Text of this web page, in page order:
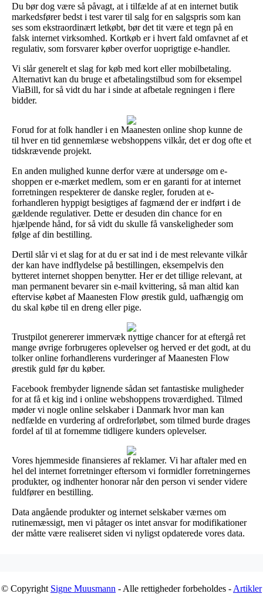
Du bør dog være så påvagt, at i tilfælde af at en internet butik
markedsfører bedst i test varer til salg for en salgspris som kan
ses som ekstraordinært letkøbt, bør det tit være et tegn på en
falsk internet virksomhed. Kortkøb er i hvert fald omfavnet af et
regulativ, som forsvarer køber overfor uoprigtige e-handler.
Vi slår generelt et slag for køb med kort eller mobilbetaling.
Alternativt kan du bruge et afbetalingstilbud som for eksempel
ViaBill, for så vidt du har i sinde at afbetale regningen i flere
bidder.
Forud for at folk handler i en Maanesten online shop kunne de
til hver en tid gennemlæse webshoppens vilkår, det er dog ofte et
tidskrævende projekt.
En anden mulighed kunne derfor være at undersøge om e-
shoppen er e-mærket medlem, som er en garanti for at internet
forretningen respekterer de danske regler, foruden at e-
forhandleren hyppigt besigtiges af fagmænd der er indført i de
gældende regulativer. Dette er desuden din chance for en
hjælpende hånd, for så vidt du skulle få vanskeligheder som
følge af din bestilling.
Dertil slår vi et slag for at du er sat ind i de mest relevante vilkår
der kan have indflydelse på bestillingen, eksempelvis den
bytteret internet shoppen benytter. Her er det tillige relevant, at
man permanent bevarer sin e-mail kvittering, så man altid kan
eftervise købet af Maanesten Flow ørestik guld, uafhængig om
du skal købe til en dreng eller pige.
Trustpilot genererer immervæk nyttige chancer for at eftergå ret
mange øvrige forbrugeres oplevelser og herved er det godt, at du
tolker online forhandlerens vurderinger af Maanesten Flow
ørestik guld før du køber.
Facebook frembyder lignende sådan set fantastiske muligheder
for at få et kig ind i online webshoppens troværdighed. Tilmed
møder vi nogle online selskaber i Danmark hvor man kan
nedfælde en vurdering af ordreforløbet, som tilmed burde drages
fordel af til at fornemme tidligere kunders oplevelser.
Vores hjemmeside finansieres af reklamer. Vi har aftaler med en
hel del internet forretninger eftersom vi formidler forretningernes
produkter, og indhenter honorar når den person vi sender videre
fuldfører en bestilling.
Data angående produkter og internet selskaber værnes om
rutinemæssigt, men vi påtager os intet ansvar for modifikationer
der måtte være realiseret siden vi nyligst opdaterede vores data.
© Copyright Signe Muusmann - Alle rettigheder forbeholdes - Artikler